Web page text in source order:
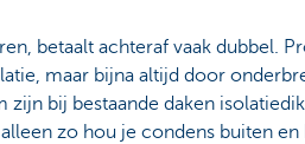
betaalt achteraf vaak dubbel.
maar bijna altijd door
bij bestaande daken
zo hou je condens buiten en